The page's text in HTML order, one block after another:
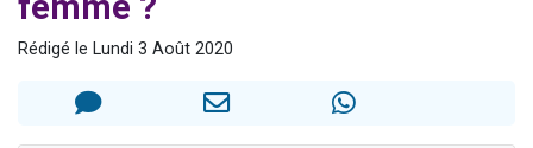
3 personnes viennent de faire un don pour 5 jours de vacances aux Orphelins
Rédigé le Lundi 3 Août 2020